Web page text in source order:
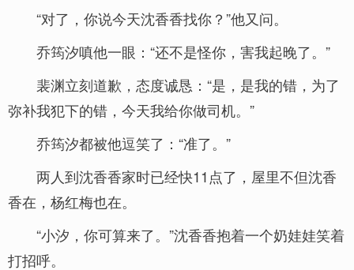
“对了，你说今天沈香香找你？”他又问。
乔筠汐嗔他一眼：“还不是怪你，害我起晚了。”
裴渊立刻道歉，态度诚恳：“是，是我的错，为了
弥补我犯下的错，今天我给你做司机。”
乔筠汐都被他逗笑了：“准了。”
两人到沈香香家时已经快11点了，屋里不但沈香
香在，杨红梅也在。
“小汐，你可算来了。”沈香香抱着一个奶娃娃笑着
打招呼。